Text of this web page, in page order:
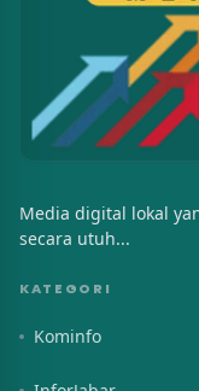
Media digital lokal
secara utuh...
KATEGORI
Kominfo